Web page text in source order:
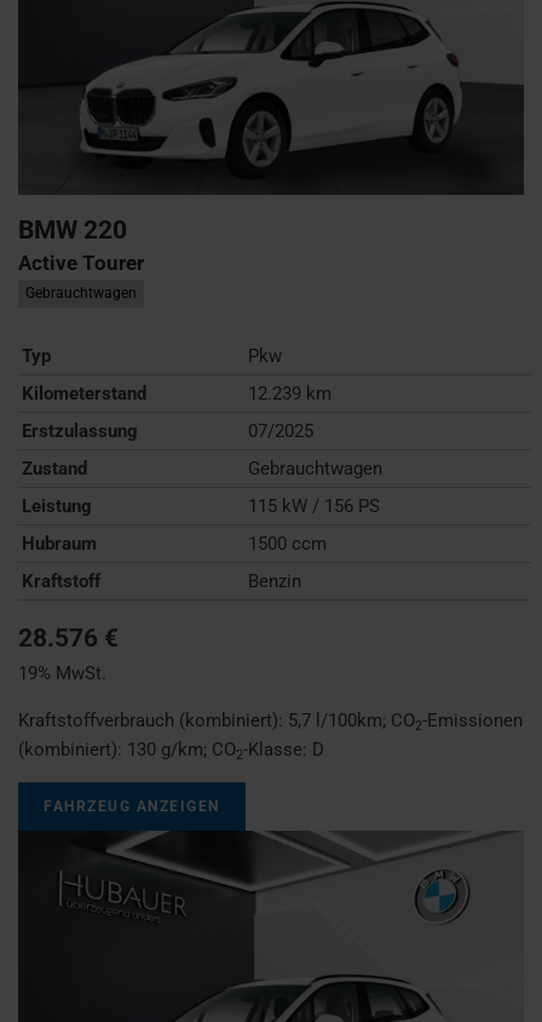
BMW 220
Active Tourer
Gebrauchtwagen
Typ
Pkw
Kilometerstand
12.239 km
Erstzulassung
07/2025
Zustand
Gebrauchtwagen
Leistung
115 kW / 156 PS
Hubraum
1500 ccm
Kraftstoff
Benzin
28.576 €
19% MwSt.
Kraftstoffverbrauch (kombiniert): 5,7 l/100km; CO2-Emissionen
(kombiniert): 130 g/km; CO2-Klasse: D
FAHRZEUG ANZEIGEN